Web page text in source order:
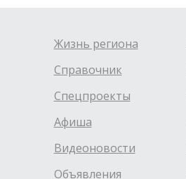
Жизнь региона
Справочник
Спецпроекты
Афиша
Видеоновости
Объявления